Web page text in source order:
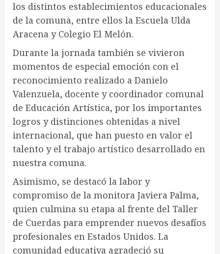
los distintos establecimientos educacionales
de la comuna, entre ellos la Escuela Ulda
Aracena y Colegio El Melón.
Durante la jornada también se vivieron
momentos de especial emoción con el
reconocimiento realizado a Danielo
Valenzuela, docente y coordinador comunal
de Educación Artística, por los importantes
logros y distinciones obtenidas a nivel
internacional, que han puesto en valor el
talento y el trabajo artístico desarrollado en
nuestra comuna.
Asimismo, se destacó la labor y
compromiso de la monitora Javiera Palma,
quien culmina su etapa al frente del Taller
de Cuerdas para emprender nuevos desafíos
profesionales en Estados Unidos. La
comunidad educativa agradeció su